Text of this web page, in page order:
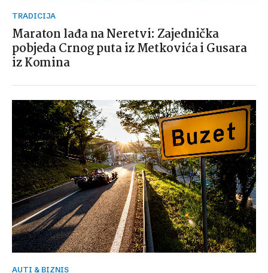
TRADICIJA
Maraton lađa na Neretvi: Zajednička
pobjeda Crnog puta iz Metkovića i Gusara
iz Komina
AUTI & BIZNIS